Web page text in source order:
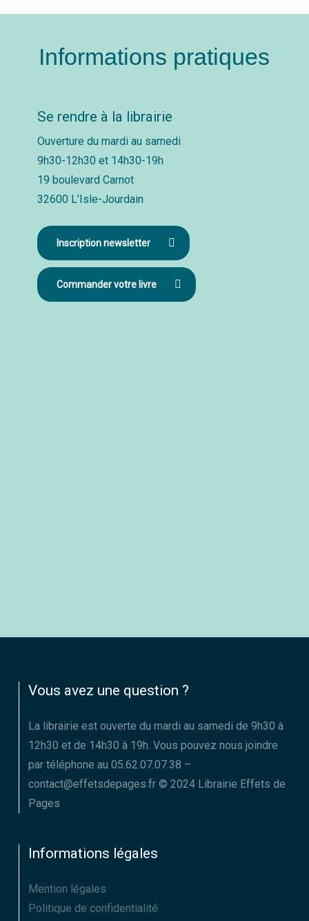
Informations pratiques
Se rendre à la librairie
Ouverture du mardi au samedi
9h30-12h30 et 14h30-19h
19 boulevard Carnot
32600 L’Isle-Jourdain
Inscription newsletter
Commander votre livre
Vous avez une question ?
La librairie est ouverte du mardi au samedi de 9h30 à
12h30 et de 14h30 à 19h. Vous pouvez nous joindre
par téléphone au 05.62.07.07.38 –
contact@effetsdepages.fr © 2024 Librairie Effets de
Pages
Informations légales
Mention légales
Politique de confidentialité